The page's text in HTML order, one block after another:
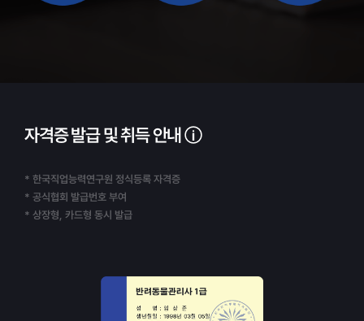
자격증 발급 및 취득 안내
* 한국직업능력연구원 정식등록 자격증
* 공식협회 발급번호 부여
* 상장형, 카드형 동시 발급